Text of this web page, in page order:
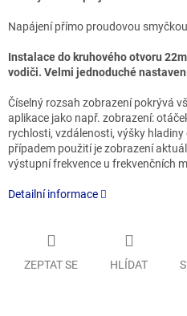
Napájení přímo proudovou
Instalace do kruhového otvoru
vodiči. Velmi jednoduché
Číselný rozsah zobrazení pokrývá
aplikace jako např. zobrazení:
rychlosti, vzdálenosti, výšky
případem použití je zobrazení
výstupní frekvence u frekvenčních
Detailní informace
ZEPTAT SE HLÍDAT